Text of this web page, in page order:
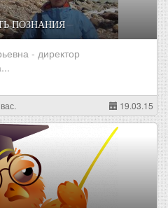
ПОЗНАНИЯ
- директор
19.03.15